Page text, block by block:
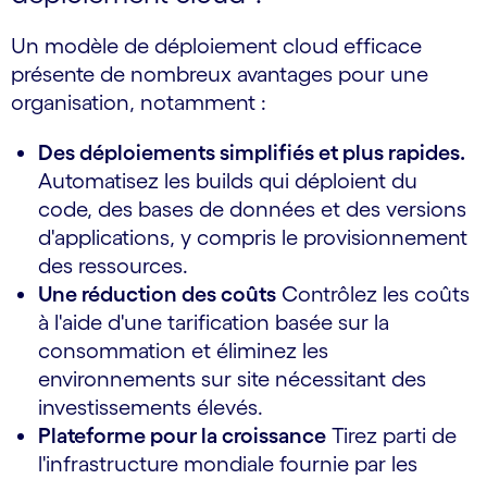
Un modèle de déploiement cloud efficace
présente de nombreux avantages pour une
organisation, notamment :
Des déploiements simplifiés et plus rapides.
Automatisez les builds qui déploient du
code, des bases de données et des versions
d'applications, y compris le provisionnement
des ressources.
Une réduction des coûts Contrôlez les coûts
à l'aide d'une tarification basée sur la
consommation et éliminez les
environnements sur site nécessitant des
investissements élevés.
Plateforme pour la croissance Tirez parti de
l'infrastructure mondiale fournie par les